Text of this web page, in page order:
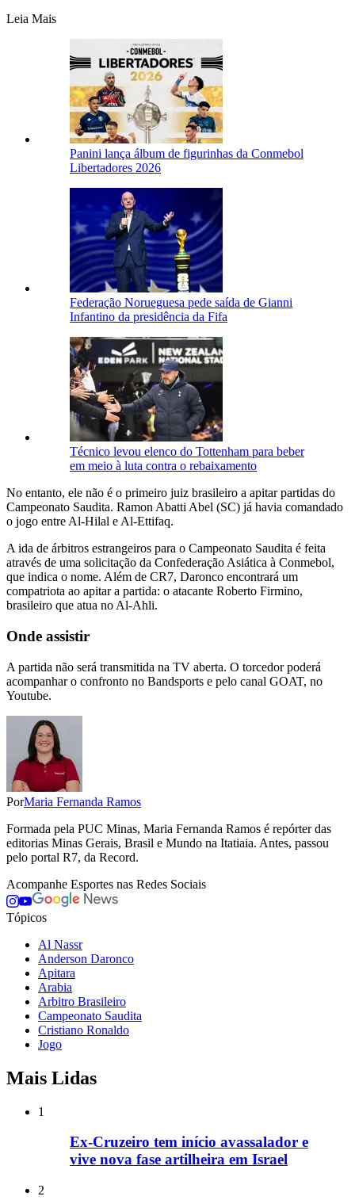
Leia Mais
Panini lança álbum de figurinhas da Conmebol
Libertadores 2026
Federação Norueguesa pede saída de Gianni
Infantino da presidência da Fifa
Técnico levou elenco do Tottenham para beber
em meio à luta contra o rebaixamento
No entanto, ele não é o primeiro juiz brasileiro a apitar partidas do
Campeonato Saudita. Ramon Abatti Abel (SC) já havia comandado
o jogo entre Al-Hilal e Al-Ettifaq.
A ida de árbitros estrangeiros para o Campeonato Saudita é feita
através de uma solicitação da Confederação Asiática à Conmebol,
que indica o nome. Além de CR7, Daronco encontrará um
compatriota ao apitar a partida: o atacante Roberto Firmino,
brasileiro que atua no Al-Ahli.
Onde assistir
A partida não será transmitida na TV aberta. O torcedor poderá
acompanhar o confronto no Bandsports e pelo canal GOAT, no
Youtube.
PorMaria Fernanda Ramos
Formada pela PUC Minas, Maria Fernanda Ramos é repórter das
editorias Minas Gerais, Brasil e Mundo na Itatiaia. Antes, passou
pelo portal R7, da Record.
Acompanhe Esportes nas Redes Sociais
Tópicos
Al Nassr
Anderson Daronco
Apitara
Arabia
Arbitro Brasileiro
Campeonato Saudita
Cristiano Ronaldo
Jogo
Mais Lidas
1
Ex-Cruzeiro tem início avassalador e
vive nova fase artilheira em Israel
2